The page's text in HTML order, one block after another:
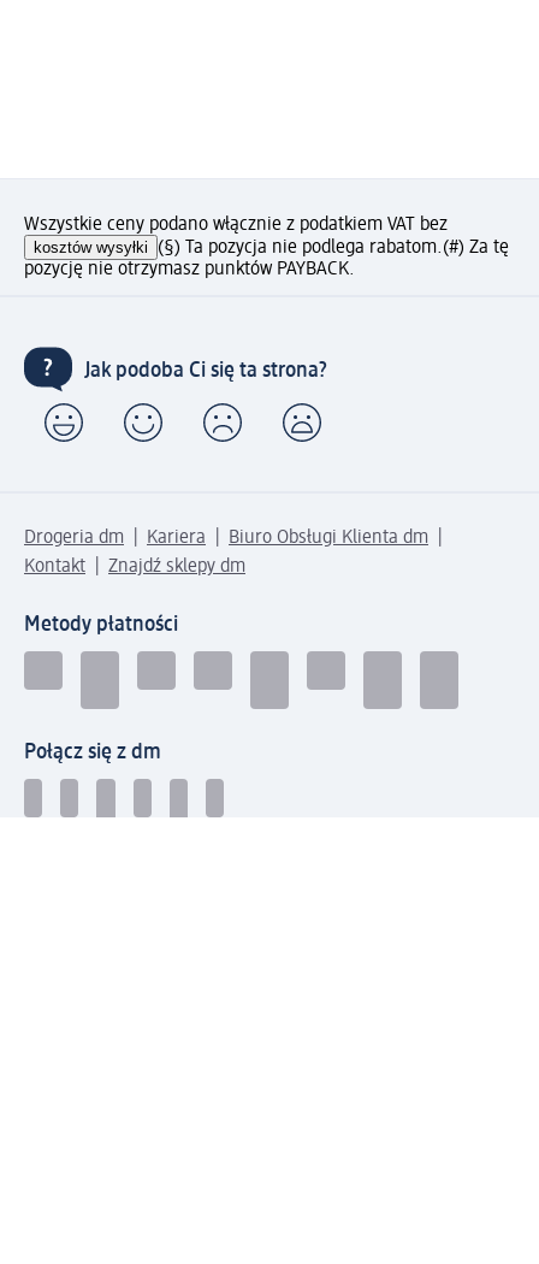
Wszystkie ceny podano włącznie z podatkiem VAT bez
kosztów wysyłki (§) Ta pozycja nie podlega rabatom.(#) Za tę
pozycję nie otrzymasz punktów PAYBACK.
Jak podoba Ci się ta strona?
Drogeria dm Kariera
Biuro Obsługi Klienta dm
Kontakt
Znajdź sklepy dm
Metody płatności
Połącz się z dm